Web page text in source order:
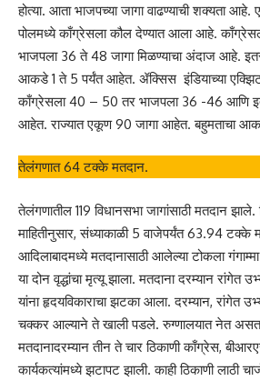
होत्या. आता भाजपच्या जागा वाढण्याची शक्यता आहे.
पोलमध्ये काँग्रेसला कौल देण्यात आला आहे.
भाजपला 36 ते 48 जागा मिळण्याचा अंदाज आहे.
आकडे 1 ते 5 पर्यंत आहेत. ॲक्सिस इंडियाच्या
काँग्रेसला 40 – 50 तर भाजपला 36 -46 आणि
आहेत. राज्यात एकूण 90 जागा आहेत. बहुमताचा
तेलंगणात 64 टक्के मतदान.
तेलंगणातील 119 विधानसभा जागांसाठी मतदान
माहितीनुसार, संध्याकाळी 5 वाजेपर्यंत 63.94
आदिलाबादमध्ये मतदानासाठी आलेल्या टोकला
या दोन वृद्धांचा मृत्यू झाला. मतदाना दरम्यान रांगेत
यांना हृदयविकाराचा झटका आला. दरम्यान, रांगेत
चक्कर आल्याने ते खाली पडले. रुग्णालयात नेत
मतदानादरम्यान तीन ते चार ठिकाणी काँग्रेस,
कार्यकत्यांमध्ये झटापट झाली. काही ठिकाणी लाठी